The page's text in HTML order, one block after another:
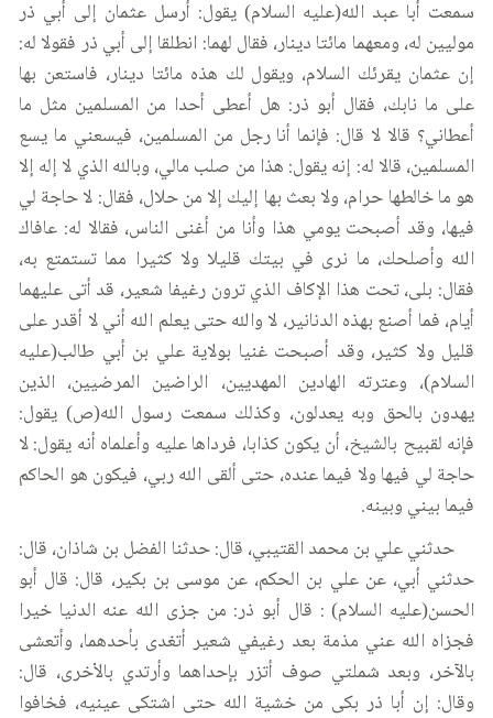
سمعت أبا عبد الله(عليه السلام) يقول: أرسل عثمان إلى أبي ذر
موليين له، ومعهما مائتا دينار، فقال لهما: انطلقا إلى أبي ذر فقولا له:
إن عثمان يقرئك السلام، ويقول لك هذه مائتا دينار، فاستعن بها
على ما نابك، فقال أبو ذر: هل أعطى أحدا من المسلمين مثل ما
أعطاني؟ قالا لا قال: فإنما أنا رجل من المسلمين، فيسعني ما يسع
المسلمين، قالا له: إنه يقول: هذا من صلب مالي، وبالله الذي لا إله إلا
هو ما خالطها حرام، ولا بعث بها إليك إلا من حلال، فقال: لا حاجة لي
فيها، وقد أصبحت يومي هذا وأنا من أغنى الناس، فقالا له: عافاك
الله وأصلحك، ما نرى في بيتك قليلا ولا كثيرا مما تستمتع به،
فقال: بلى، تحت هذا الإكاف الذي ترون رغيفا شعير، قد أتى عليهما
أيام، فما أصنع بهذه الدنانير، لا والله حتى يعلم الله أني لا أقدر على
قليل ولا كثير، وقد أصبحت غنيا بولاية علي بن أبي طالب(عليه
السلام)، وعترته الهادين المهديين، الراضين المرضيين، الذين
يهدون بالحق وبه يعدلون، وكذلك سمعت رسول الله(ص) يقول:
فإنه لقبيح بالشيخ، أن يكون كذابا، فرداها عليه وأعلماه أنه يقول: لا
حاجة لي فيها ولا فيما عنده، حتى ألقى الله ربي، فيكون هو الحاكم
فيما بيني وبينه.
حدثني علي بن محمد القتيبي، قال: حدثنا الفضل بن شاذان، قال:
حدثني أبي، عن علي بن الحكم، عن موسى بن بكير، قال: قال أبو
الحسن(عليه السلام) : قال أبو ذر: من جزى الله عنه الدنيا خيرا
فجزاه الله عني مذمة بعد رغيفي شعير أتغدى بأحدهما، وأتعشى
بالآخر، وبعد شملتي صوف أتزر بإحداهما وأرتدي بالأخرى، قال:
وقال: إن أبا ذر بكى من خشية الله حتى اشتكى عينيه، فخافوا